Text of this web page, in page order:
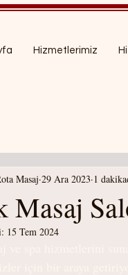
Hizmetlerimiz
Masaj
Masaj 29 Ara 2023 1
15 Tem 2024